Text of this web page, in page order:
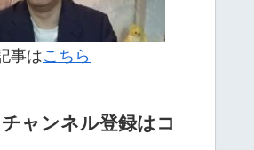
事はこちら
ャンネル登録はコ